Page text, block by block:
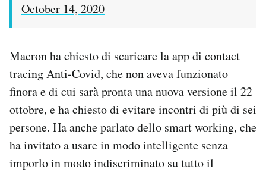
October 14, 2020
Macron ha chiesto di scaricare la app di contact
tracing Anti-Covid, che non aveva funzionato
finora e di cui sarà pronta una nuova versione il 22
ottobre, e ha chiesto di evitare incontri di più di sei
persone. Ha anche parlato dello smart working, che
ha invitato a usare in modo intelligente senza
imporlo in modo indiscriminato su tutto il